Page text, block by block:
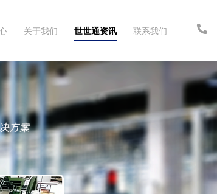
关于我们 世世通资讯 联系我们